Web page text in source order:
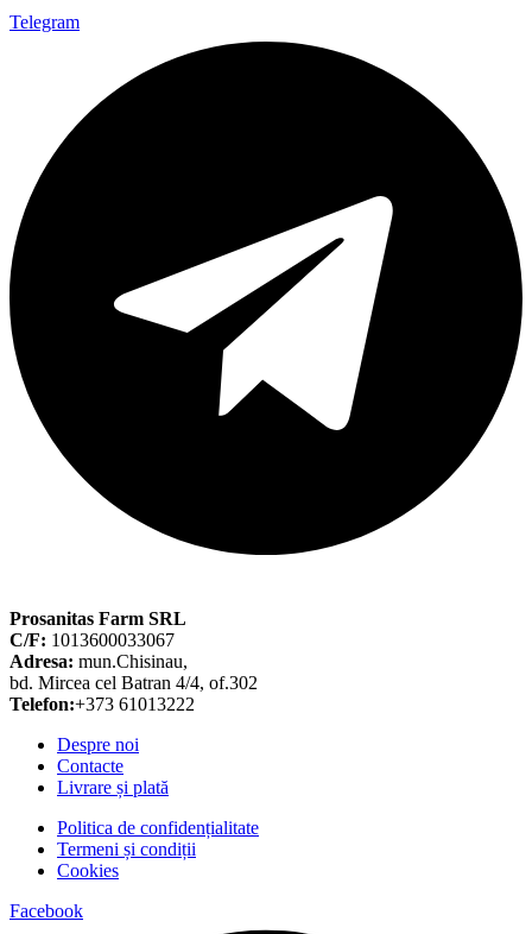
Telegram
Prosanitas Farm SRL
C/F: 1013600033067
Adresa: mun.Chisinau,
bd. Mircea cel Batran 4/4, of.302
Telefon:+373 61013222
Despre noi
Contacte
Livrare și plată
Politica de confidențialitate
Termeni și condiții
Cookies
Facebook